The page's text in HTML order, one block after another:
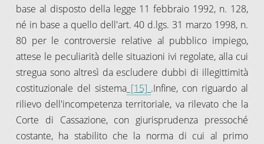
base al disposto della legge 11 febbraio 1992, n. 128,
né in base a quello dell'art. 40 d.lgs. 31 marzo 1998, n.
80 per le controversie relative al pubblico impiego,
attese le peculiarità delle situazioni ivi regolate, alla cui
stregua sono altresì da escludere dubbi di illegittimità
costituzionale del sistema[15] .Infine, con riguardo al
rilievo dell'incompetenza territoriale, va rilevato che la
Corte di Cassazione, con giurisprudenza pressoché
costante, ha stabilito che la norma di cui al primo